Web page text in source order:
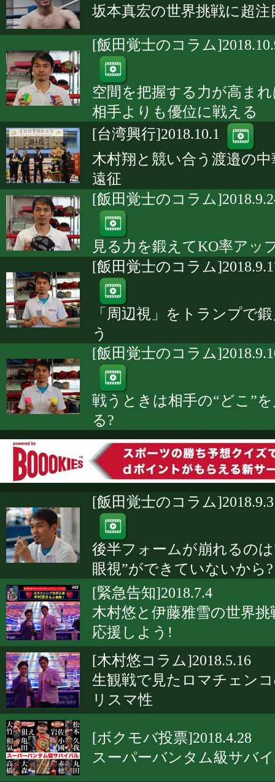
坂本真宏の世界挑戦に超注
[飯田覚士のコラム
空間を把握する力が高ま
相手よりも優位に戦える
[台湾興行]2018.10.1
木村翔と競い合う渡邉の中
遠征
[飯田覚士のコラム
見る力を鍛えてKO率アッ
[飯田覚士のコラム
「周辺視」をトランプで
う
[飯田覚士のコラム
戦うときは相手の“どこ”
る?
[飯田覚士のコラム]2018.9.3
後半フォームが崩れるの
眼視”ができていないから?
[緊急告知]2018.7.4
木村悠と伊藤雅雪の世界挑
応援しよう!
[木村悠コラム]2018.5.16
生観戦で見たロマチェン
リスマ性
[ボクモバ投票]2018.4.28
スーパーバンタム級サバ